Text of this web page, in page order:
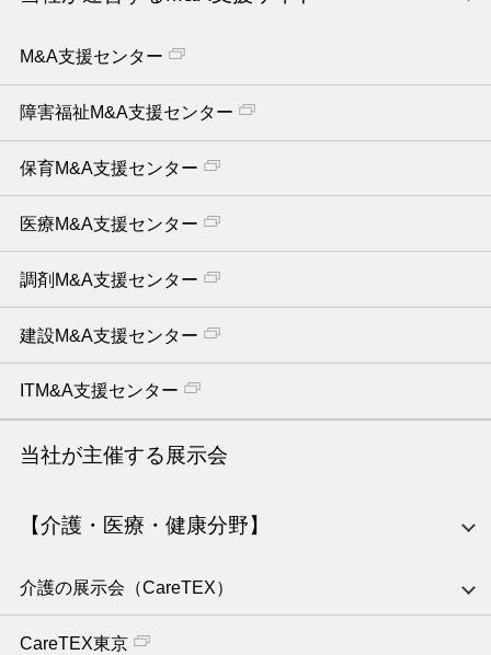
M&A支援センター
障害福祉M&A支援センター
保育M&A支援センター
医療M&A支援センター
調剤M&A支援センター
建設M&A支援センター
ITM&A支援センター
当社が主催する展示会
【介護・医療・健康分野】
介護の展示会（CareTEX）
CareTEX東京